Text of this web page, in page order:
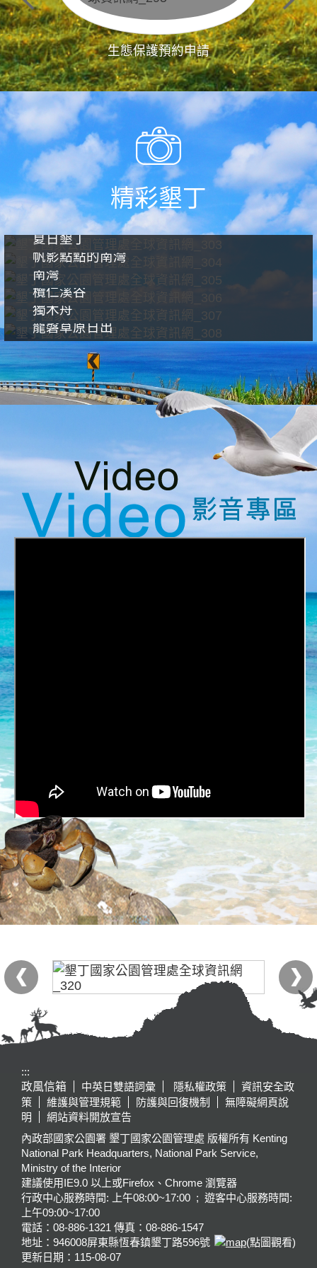
生態保護預約申請
精彩墾丁
夏日墾丁
帆影點點的南灣
南灣
欖仁溪谷
獨木舟
龍磐草原日出
:::
政風信箱
中英日雙語詞彙 隱私權政策
資訊安全政
策
維護與管理規範 防護與回復機制
無障礙網頁說
明
網站資料開放宣告
內政部國家公園署 墾丁國家公園管理處 版權所有 Kenting
National Park Headquarters, National Park Service,
Ministry of the Interior
建議使用IE9.0 以上或Firefox、Chrome 瀏覽器
行政中心服務時間: 上午08:00~17:00 ; 遊客中心服務時間:
上午09:00~17:00
電話：08-886-1321 傳真：08-886-1547
地址：946008屏東縣恆春鎮墾丁路596號
(點圖觀看)
更新日期： 115-08-07